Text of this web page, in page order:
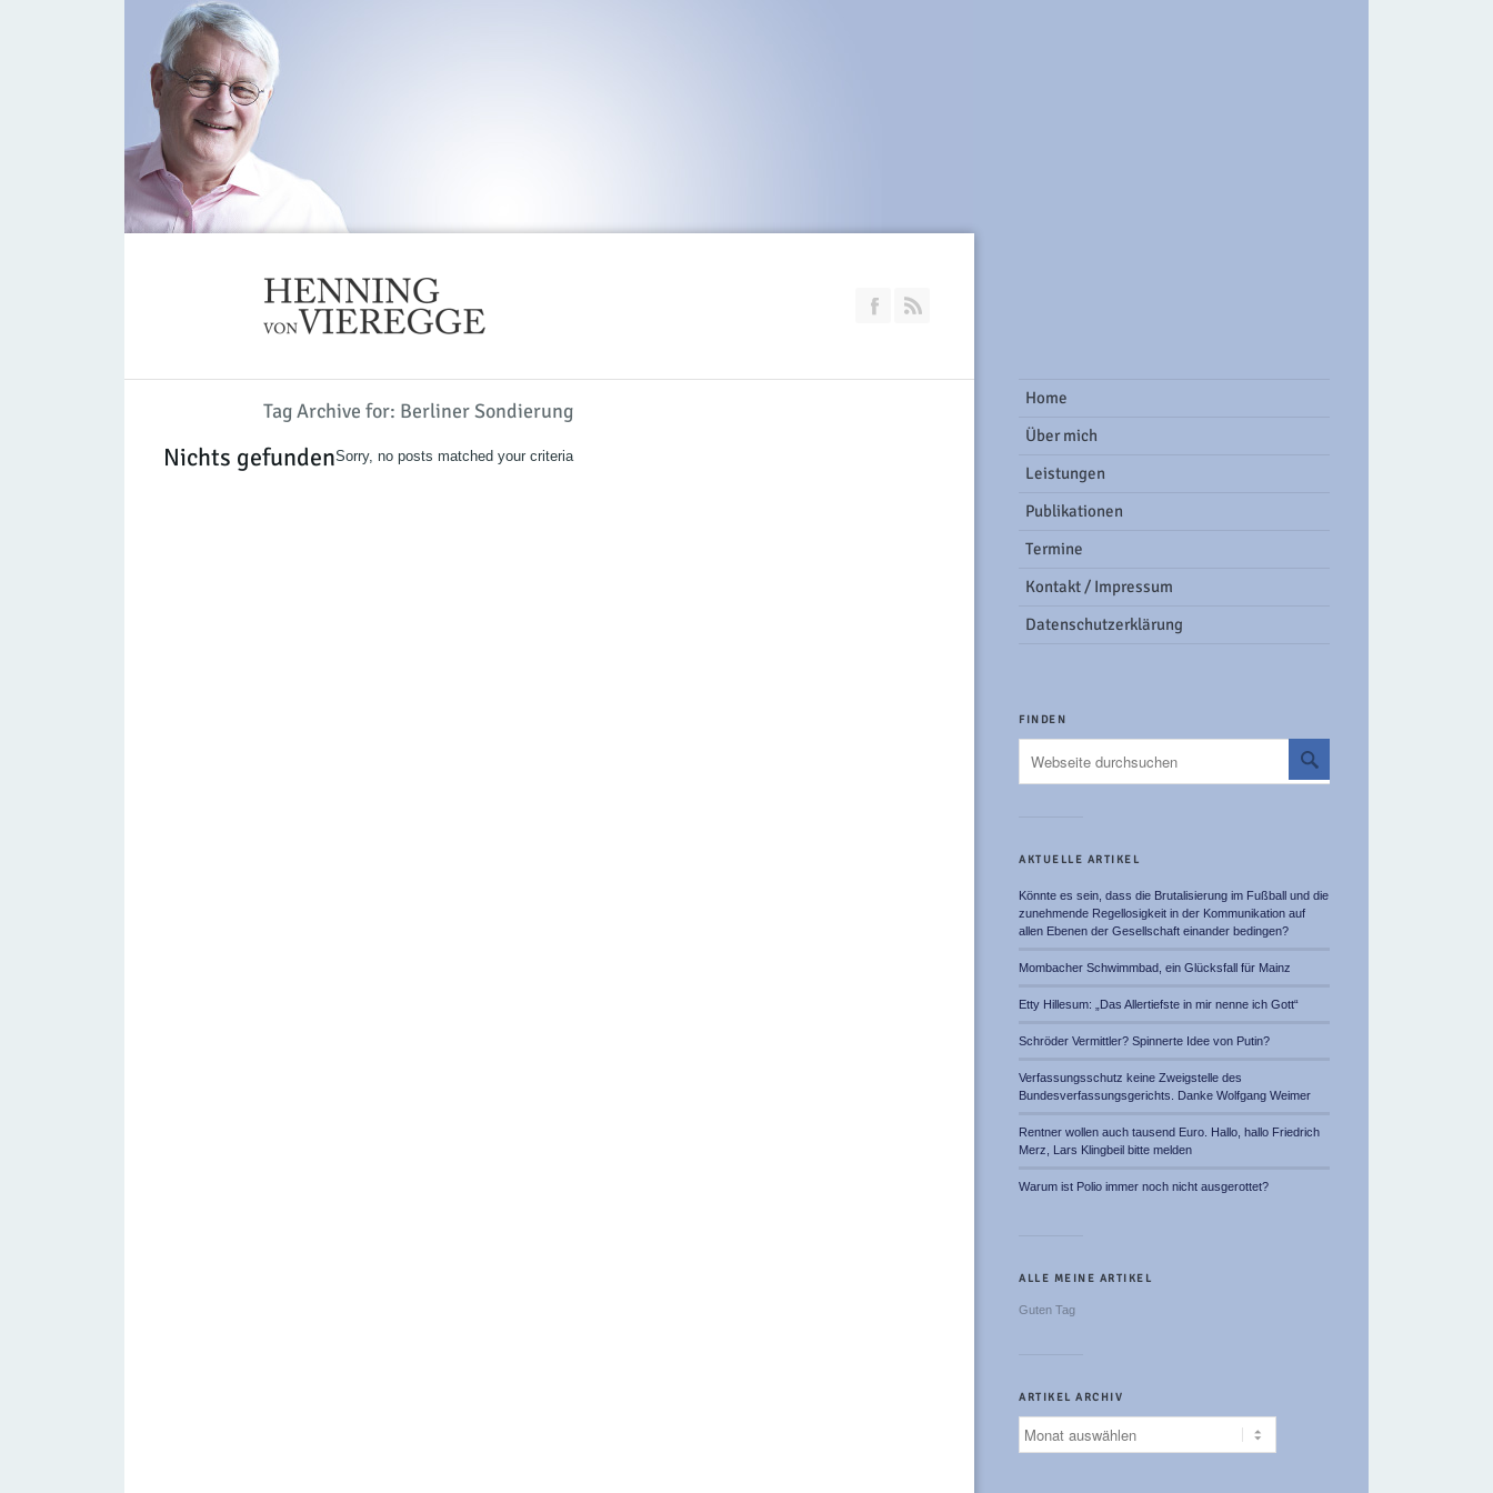
Join our Facebook Group
Tag Archive for: Berliner Sondierung
Nichts gefundenSorry, no posts matched your criteria
Home
Über mich
Leistungen
Publikationen
Termine
Kontakt / Impressum
Datenschutzerklärung
FINDEN
AKTUELLE ARTIKEL
Könnte es sein, dass die Brutalisierung im Fußball und die
zunehmende Regellosigkeit in der Kommunikation auf
allen Ebenen der Gesellschaft einander bedingen?
Mombacher Schwimmbad, ein Glücksfall für Mainz
Etty Hillesum: „Das Allertiefste in mir nenne ich Gott“
Schröder Vermittler? Spinnerte Idee von Putin?
Verfassungsschutz keine Zweigstelle des
Bundesverfassungsgerichts. Danke Wolfgang Weimer
Rentner wollen auch tausend Euro. Hallo, hallo Friedrich
Merz, Lars Klingbeil bitte melden
Warum ist Polio immer noch nicht ausgerottet?
ALLE MEINE ARTIKEL
Guten Tag
ARTIKEL ARCHIV
Artikel
Archiv